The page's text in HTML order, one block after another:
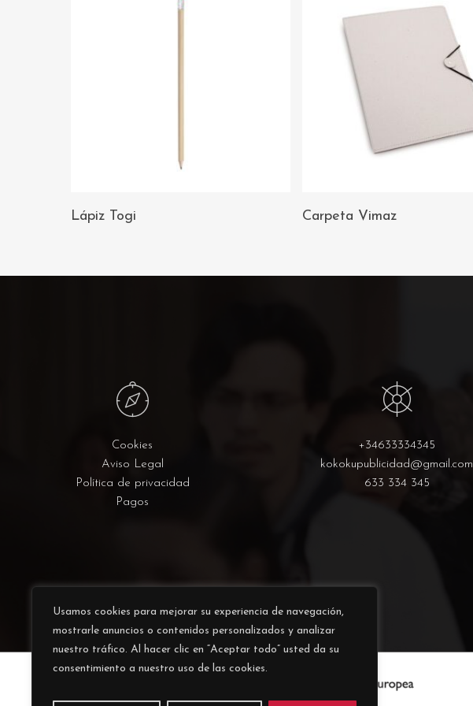
Usamos cookies para mejorar su experiencia de navegación,
mostrarle anuncios o contenidos personalizados y analizar
nuestro tráfico. Al hacer clic en “Aceptar todo” usted da su
consentimiento a nuestro uso de las cookies.
Lápiz Togi Carpeta Vimaz
Cookies
Aviso Legal
Política de privacidad
Pagos
+34633334345
kokokupublicidad@gmail.com
633 334 345